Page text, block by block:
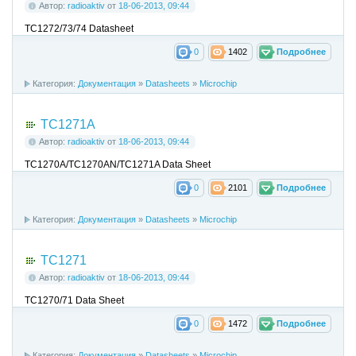
Автор: radioaktiv от 18-06-2013, 09:44
TC1272/73/74 Datasheet
Подробнее
1402
0
Категория: Документация » Datasheets » Microchip
TC1271A
Автор: radioaktiv от 18-06-2013, 09:44
TC1270A/TC1270AN/TC1271A Data Sheet
Подробнее
2101
0
Категория: Документация » Datasheets » Microchip
TC1271
Автор: radioaktiv от 18-06-2013, 09:44
TC1270/71 Data Sheet
Подробнее
1472
0